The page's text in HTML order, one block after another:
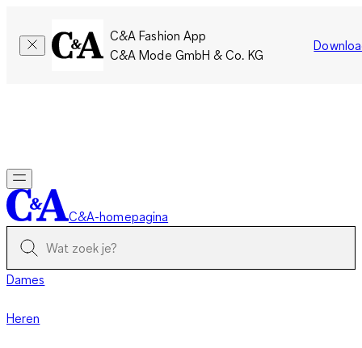
C&A Fashion App
C&A Mode GmbH & Co. KG
C&A-homepagina
Dames
Heren